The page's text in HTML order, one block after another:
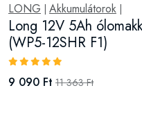
LONG Akkumulátorok
Long 12V 5Ah
(WP5-12SHR F1)
9 090 Ft 11 363 Ft